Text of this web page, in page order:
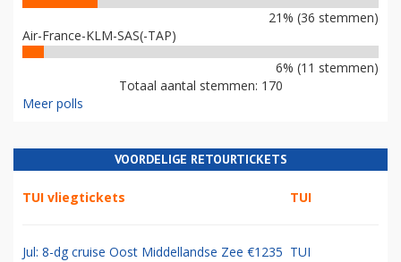
21% (36 stemmen)
Air-France-KLM-SAS(-TAP)
6% (11 stemmen)
Totaal aantal stemmen: 170
Meer polls
VOORDELIGE RETOURTICKETS
TUI vliegtickets TUI
Jul: 8-dg cruise Oost Middellandse Zee €1235 TUI